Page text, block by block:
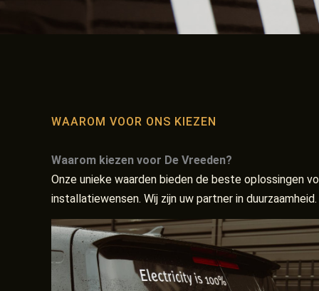
WAAROM VOOR ONS KIEZEN
Waarom kiezen voor De Vreeden?
Onze unieke waarden bieden de beste oplossingen
installatiewensen. Wij zijn uw partner in duurzaamheid.